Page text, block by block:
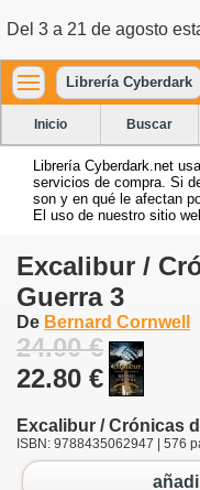
Del 3 a 21 de agosto
Librería Cyberdark
Inicio Buscar
Librería Cyberdark.net
servicios de compra. Si
son y en qué le afectan
El uso de nuestro sitio
Excalibur /
Guerra 3
De Bernard Cornwell
24.00 €
22.80 €
Excalibur / Crónicas
ISBN: 9788435062947 | 576